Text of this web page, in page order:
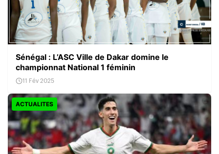
Sénégal : L’ASC Ville de Dakar domine le
championnat National 1 féminin
11 Fév 2025
ACTUALITES